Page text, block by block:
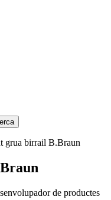
grua birrail B.Braun
de productes